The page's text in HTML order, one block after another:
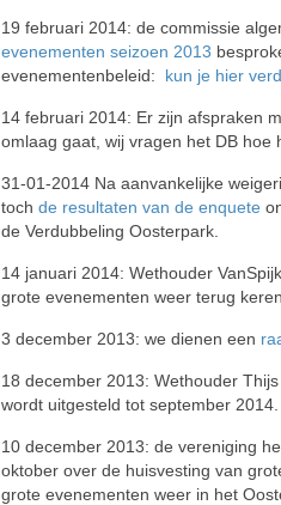
19 februari 2014: de commissie
evenementen seizoen 2013
evenementenbeleid: kun je hier
14 februari 2014: Er zijn afspraken
omlaag gaat, wij vragen het DB hoe
31-01-2014 Na aanvankelijke
toch de resultaten van de enquete
de Verdubbeling Oosterpark.
14 januari 2014: Wethouder
grote evenementen weer terug
3 december 2013: we dienen een
18 december 2013: Wethouder
wordt uitgesteld tot september 2014.
10 december 2013: de vereniging
oktober over de huisvesting van
grote evenementen weer in het